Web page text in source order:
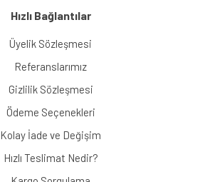
Hızlı Bağlantılar
Üyelik Sözleşmesi
Referanslarımız
Gizlilik Sözleşmesi
Ödeme Seçenekleri
Kolay İade ve Değişim
Hızlı Teslimat Nedir?